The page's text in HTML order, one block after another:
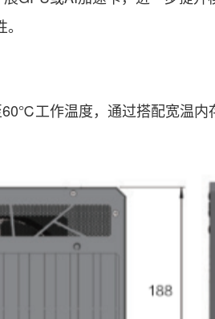
工作温度，通过搭配宽温内